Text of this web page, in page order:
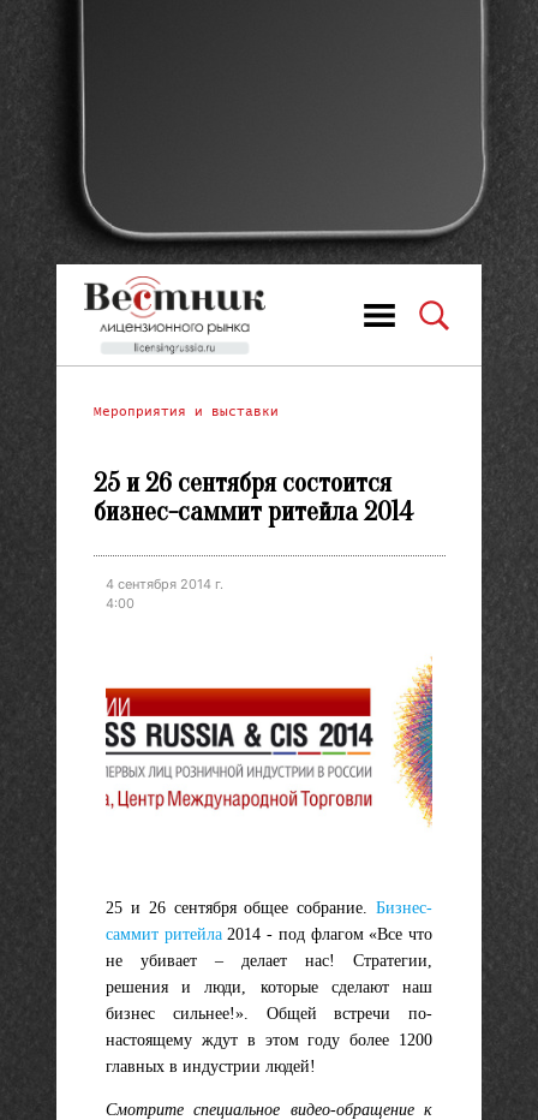
Мероприятия и выставки
25 и 26 сентября состоится
бизнес-саммит ритейла 2014
4 сентября 2014 г.
4:00
25 и 26 сентября общее собрание. Бизнес-
саммит ритейла2014 - под флагом «Все что
не убивает – делает нас! Стратегии,
решения и люди, которые сделают наш
бизнес сильнее!». Общей встречи по-
настоящему ждут в этом году более 1200
главных в индустрии людей!
Смотрите специальное видео-обращение к